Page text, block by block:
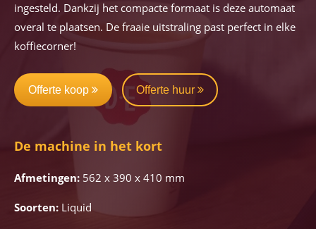
ingesteld. Dankzij het compacte formaat is deze automaat
overal te plaatsen. De fraaie uitstraling past perfect in elke
koffiecorner!
Offerte koop Offerte huur
De machine in het kort
Afmetingen: 562 x 390 x 410 mm
Soorten: Liquid